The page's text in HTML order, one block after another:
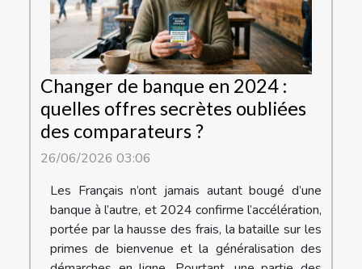
Changer de banque en 2024 :
quelles offres secrètes oubliées
des comparateurs ?
26/06/2026 03:06
Les Français n’ont jamais autant bougé d’une
banque à l’autre, et 2024 confirme l’accélération,
portée par la hausse des frais, la bataille sur les
primes de bienvenue et la généralisation des